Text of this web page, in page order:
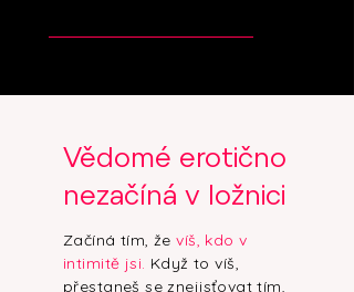
Vědomé erotično
nezačíná v ložnici
Začíná tím, ževíš, kdo v
intimitě jsi. Když to víš,
přestaneš se znejisťovat tím,